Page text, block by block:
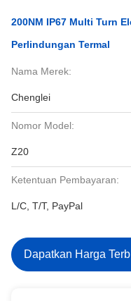
200NM IP67 Multi Turn
Perlindungan Termal
Nama Merek:
Chenglei
Nomor Model:
Z20
Ketentuan Pembayaran:
L/C, T/T, PayPal
Dapatkan Harga